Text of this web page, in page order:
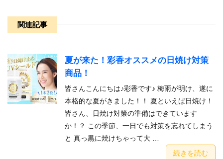
関連記事
夏が来た！彩香オススメの日焼け対策
商品！
皆さんこんにちは♪彩香です♪ 梅雨が明け、遂に
本格的な夏がきました！！ 夏といえば日焼け！
皆さん、日焼け対策の準備はできています
か！？ この季節、一日でも対策を忘れてしまう
と 真っ黒に焼けちゃって大 …
続きを読む